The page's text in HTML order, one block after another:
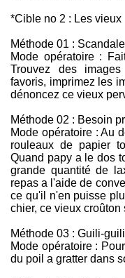
*Cible no 2 : Les vieux
Méthode 01 : Scandale
Mode opératoire :
Trouvez des
favoris, imprimez les
dénoncez ce vieux
Méthode 02 : Besoin
Mode opératoire : Au
rouleaux de papier
Quand papy a le dos
grande quantité de
repas a l'aide de
ce qu'il n'en puisse
chier, ce vieux
Méthode 03 : Guili-guili
Mode opératoire :
du poil a gratter dans